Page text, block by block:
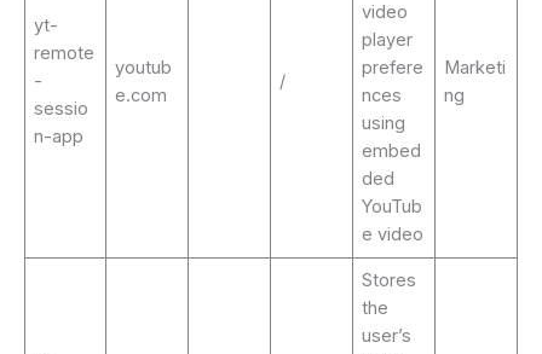
yt-
remote
-
sessio
n-app
youtub
e.com
/
video
player
prefere
nces
using
embed
ded
YouTub
e video
Marketi
ng
Stores
the
user’s